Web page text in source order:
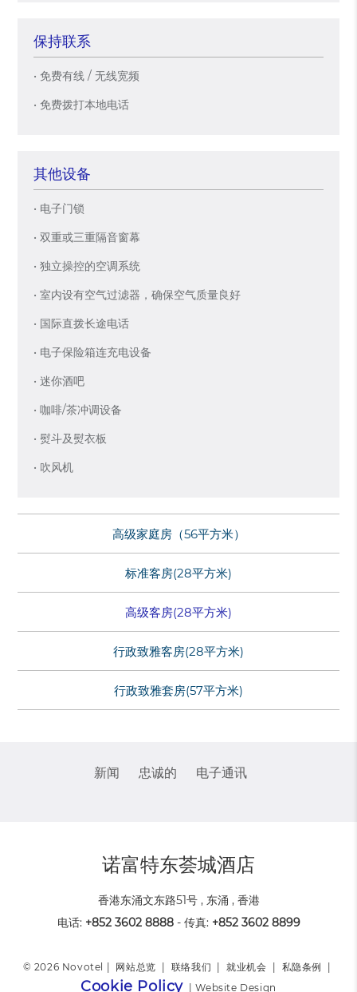
保持联系
• 免费有线 / 无线宽频
• 免费拨打本地电话
其他设备
• 电子门锁
• 双重或三重隔音窗幕
• 独立操控的空调系统
• 室内设有空气过滤器，确保空气质量良好
• 国际直拨长途电话
• 电子保险箱连充电设备
• 迷你酒吧
• 咖啡/茶冲调设备
• 熨斗及熨衣板
• 吹风机
高级家庭房（56平方米）
标准客房(28平方米)
高级客房(28平方米)
行政致雅客房(28平方米)
行政致雅套房(57平方米)
新闻 忠诚的 电子通讯
诺富特东荟城酒店
香港东涌文东路51号 , 东涌 , 香港
电话: +852 3602 8888- 传真: +852 3602 8899
© 2026 Novotel | 网站总览 联络我们 |就业机会 私隐条例
Cookie Policy |Website Design